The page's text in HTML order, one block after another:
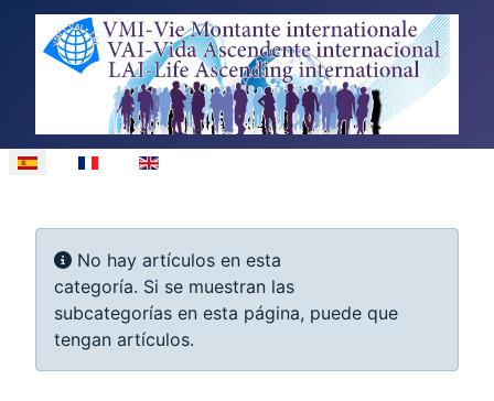
Seleccione su idioma
Información
No hay artículos en esta
categoría. Si se muestran las
subcategorías en esta página, puede que
tengan artículos.